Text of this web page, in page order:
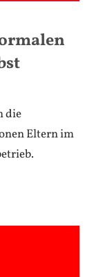
die
Eltern im